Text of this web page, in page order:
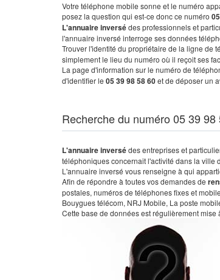
Votre téléphone mobile sonne et le numéro
posez la question qui est-ce donc ce numéro
L'annuaire inversédes professionnels et
l'annuaire inversé interroge ses données
Trouver l'identité du propriétaire de la ligne de
simplement le lieu du numéro où il reçoit ses
La page d'information sur le numéro de
d'identifier le 05 39 98 58 60et de déposer un
Recherche du numéro 05 39 98
L'annuaire inversédes entreprises et
téléphoniques concernait l'activité dans la ville
L'annuaire inversé vous renseigne à qui
Afin de répondre à toutes vos demandes de
postales, numéros de téléphones fixes et
Bouygues télécom, NRJ Mobile, La poste
Cette base de données est régulièrement